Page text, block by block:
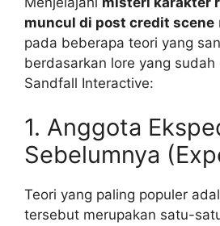
muncul di post credit scene
pada beberapa teori yang
berdasarkan lore yang sudah
Sandfall Interactive:
1. Anggota
Sebelumnya
Teori yang paling populer
tersebut merupakan satu-